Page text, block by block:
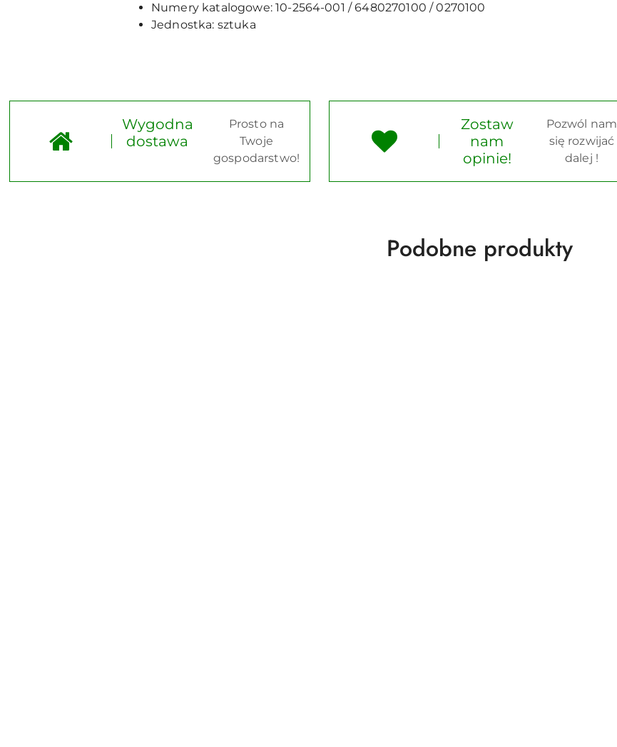
Numery katalogowe: 10-2564-001 / 6480270100 / 0270100
Jednostka: sztuka
Wygodna
dostawa
Prosto na
Twoje
gospodarstwo!
Zostaw
nam
opinie!
Pozwól nam
się rozwijać
dalej !
Produkty
Podobne produkty